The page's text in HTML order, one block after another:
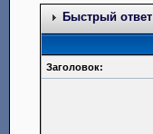
Быстрый ответ
Заголовок: